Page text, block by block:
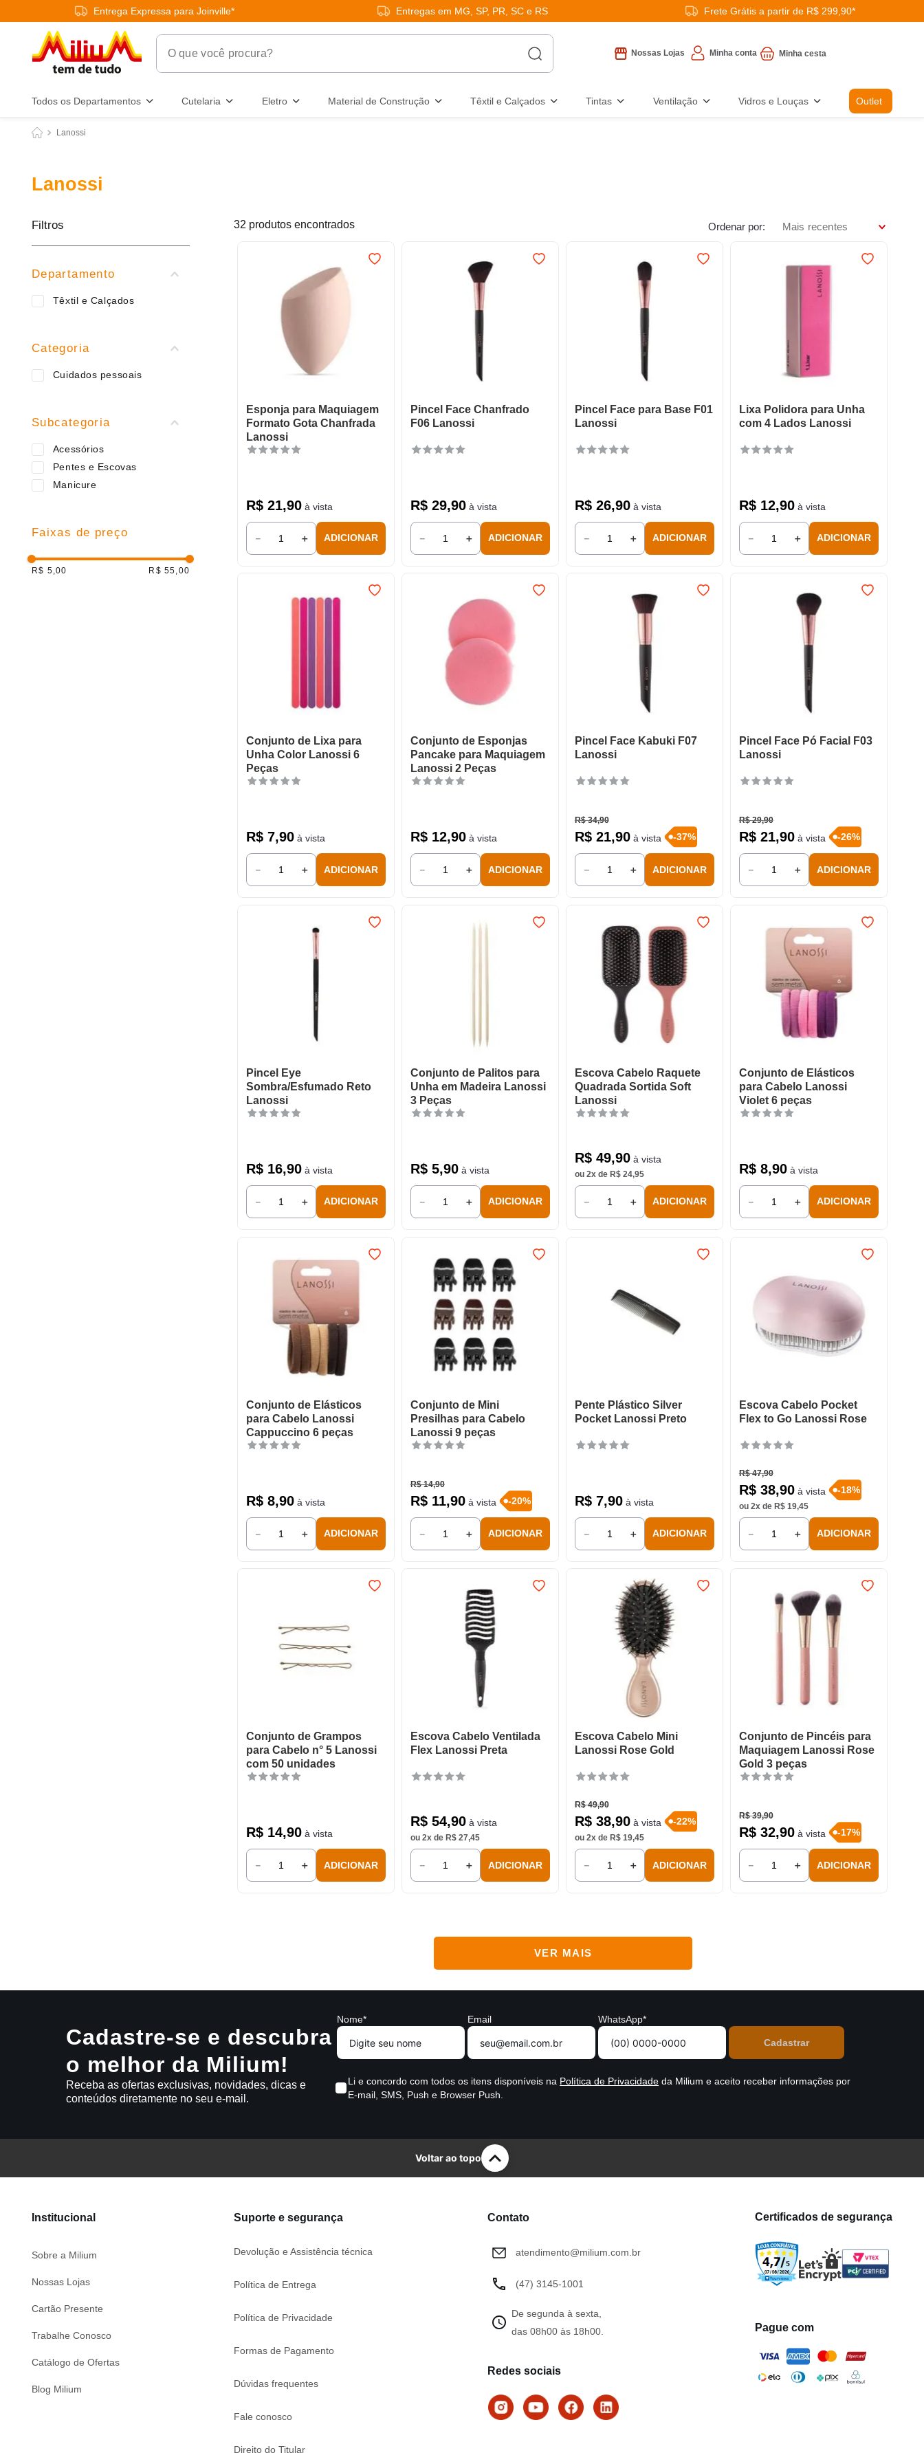
Entrega Expressa para Joinville* Entregas em MG, SP, PR, SC e RS Frete Grátis a partir de R$ 299,90*
O que você procura?
Nossas Lojas Minha conta
Todos os Departamentos Cutelaria Eletro Material de Construção Têxtil e Calçados Tintas Ventilação Vidros e Louças Outlet
Lanossi
Lanossi
Filtros
Departamento
Têxtil e Calçados
Categoria
Cuidados pessoais
Subcategoria
Acessórios
Pentes e Escovas
Manicure
Faixas de preço
R$ 5,00 R$ 55,00
32 produtos Ordenar por Mais recentes
Esponja para Maquiagem
Formato Gota Chanfrada
Lanossi
R$ 21,90à vista
＋
－ ADICIONAR
Pincel Face Chanfrado
F06 Lanossi
R$ 29,90à vista
＋
－ ADICIONAR
Pincel Face para Base F01
Lanossi
R$ 26,90à vista
＋
－ ADICIONAR
Lixa Polidora para Unha
com 4 Lados Lanossi
R$ 12,90à vista
＋
－ ADICIONAR
Conjunto de Lixa para
Unha Color Lanossi 6
Peças
R$ 7,90à vista
＋
－ ADICIONAR
Conjunto de Esponjas
Pancake para Maquiagem
Lanossi 2 Peças
R$ 12,90à vista
＋
－ ADICIONAR
Pincel Face Kabuki F07
Lanossi
R$ 34,90
R$ 21,90à vista -37%
＋
－ ADICIONAR
Pincel Face Pó Facial F03
Lanossi
R$ 29,90
R$ 21,90à vista -26%
＋
－ ADICIONAR
Pincel Eye
Sombra/Esfumado Reto
Lanossi
R$ 16,90à vista
＋
－ ADICIONAR
Conjunto de Palitos para
Unha em Madeira Lanossi
3 Peças
R$ 5,90à vista
＋
－ ADICIONAR
Escova Cabelo Raquete
Quadrada Sortida Soft
Lanossi
R$ 49,90à vista
ou 2x de R$ 24,95
＋
－ ADICIONAR
Conjunto de Elásticos
para Cabelo Lanossi
Violet 6 peças
R$ 8,90à vista
＋
－ ADICIONAR
Conjunto de Elásticos
para Cabelo Lanossi
Cappuccino 6 peças
R$ 8,90à vista
＋
－ ADICIONAR
Conjunto de Mini
Presilhas para Cabelo
Lanossi 9 peças
R$ 14,90
R$ 11,90à vista -20%
＋
－ ADICIONAR
Pente Plástico Silver
Pocket Lanossi Preto
R$ 7,90à vista
＋
－ ADICIONAR
Escova Cabelo Pocket
Flex to Go Lanossi Rose
R$ 47,90
R$ 38,90à vista -18%
ou 2x de R$ 19,45
＋
－ ADICIONAR
Conjunto de Grampos
para Cabelo n° 5 Lanossi
com 50 unidades
R$ 14,90à vista
＋
－ ADICIONAR
Escova Cabelo Ventilada
Flex Lanossi Preta
R$ 54,90à vista
ou 2x de R$ 27,45
＋
－ ADICIONAR
Escova Cabelo Mini
Lanossi Rose Gold
R$ 49,90
R$ 38,90à vista -22%
ou 2x de R$ 19,45
＋
－ ADICIONAR
Conjunto de Pincéis para
Maquiagem Lanossi Rose
Gold 3 peças
R$ 39,90
R$ 32,90à vista -17%
＋
－ ADICIONAR
Cadastre-se e descubra
o melhor da Milium!
Receba as ofertas exclusivas, novidades, dicas e
conteúdos diretamente no seu e-mail.
Nome* Email WhatsApp*
Li e concordo com todos os itens disponíveis na Política de Privacidade da Milium e aceito receber informações por
E-mail, SMS, Push e Browser Push.
Voltar ao topo
Institucional
Sobre a Milium
Nossas Lojas
Cartão Presente
Trabalhe Conosco
Catálogo de Ofertas
Blog Milium
Suporte e segurança
Devolução e Assistência técnica
Política de Entrega
Política de Privacidade
Formas de Pagamento
Dúvidas frequentes
Fale conosco
Direito do Titular
Contato
atendimento@milium.com.br
(47) 3145-1001
De segunda à sexta,
das 08h00 às 18h00.
Redes sociais
Certificados de segurança
Pague com